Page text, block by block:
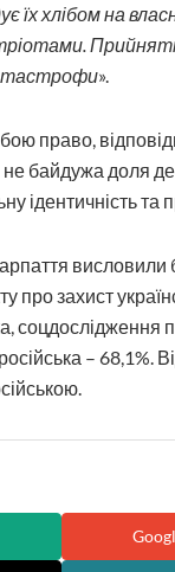
їх хлібом на
».
право,
не байдужа доля
ідентичність
про захист
соцдослідження
– 68,1%.